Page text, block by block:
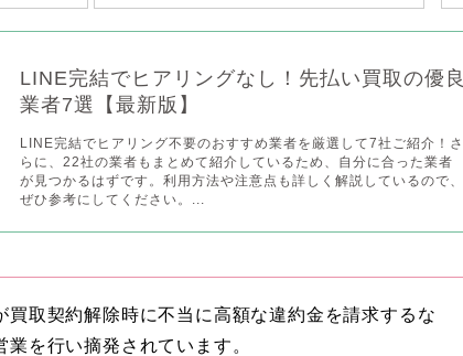
LINE完結でヒアリングなし！先払い買取の優良
業者7選【最新版】
LINE完結でヒアリング不要のおすすめ業者を厳選して7社ご紹介！さ
らに、22社の業者もまとめて紹介しているため、自分に合った業者
が見つかるはずです。利用方法や注意点も詳しく解説しているので、
ぜひ参考にしてください。...
買取契約解除時に不当に高額な違約金を請求するな
を行い摘発されています。